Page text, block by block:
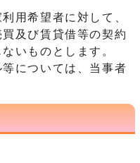
用希望者に対して、
及び賃貸借等の契約
いものとします。
については、当事者